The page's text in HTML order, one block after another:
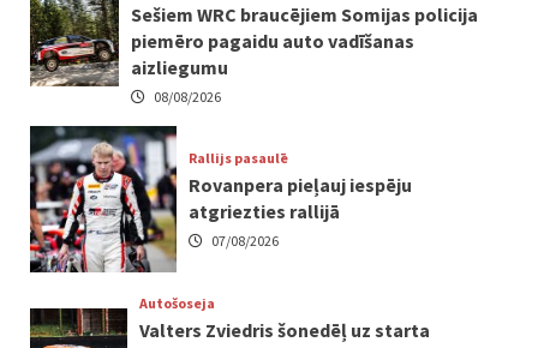
Sešiem WRC braucējiem Somijas policija
piemēro pagaidu auto vadīšanas
aizliegumu
08/08/2026
Rallijs pasaulē
Rovanpera pieļauj iespēju
atgriezties rallijā
07/08/2026
Autošoseja
Valters Zviedris šonedēļ uz starta